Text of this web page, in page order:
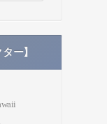
ー】